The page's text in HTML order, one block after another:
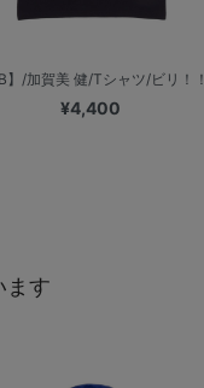
】/加賀美 健/Tシャツ/ビリ！！
¥4,400
ます